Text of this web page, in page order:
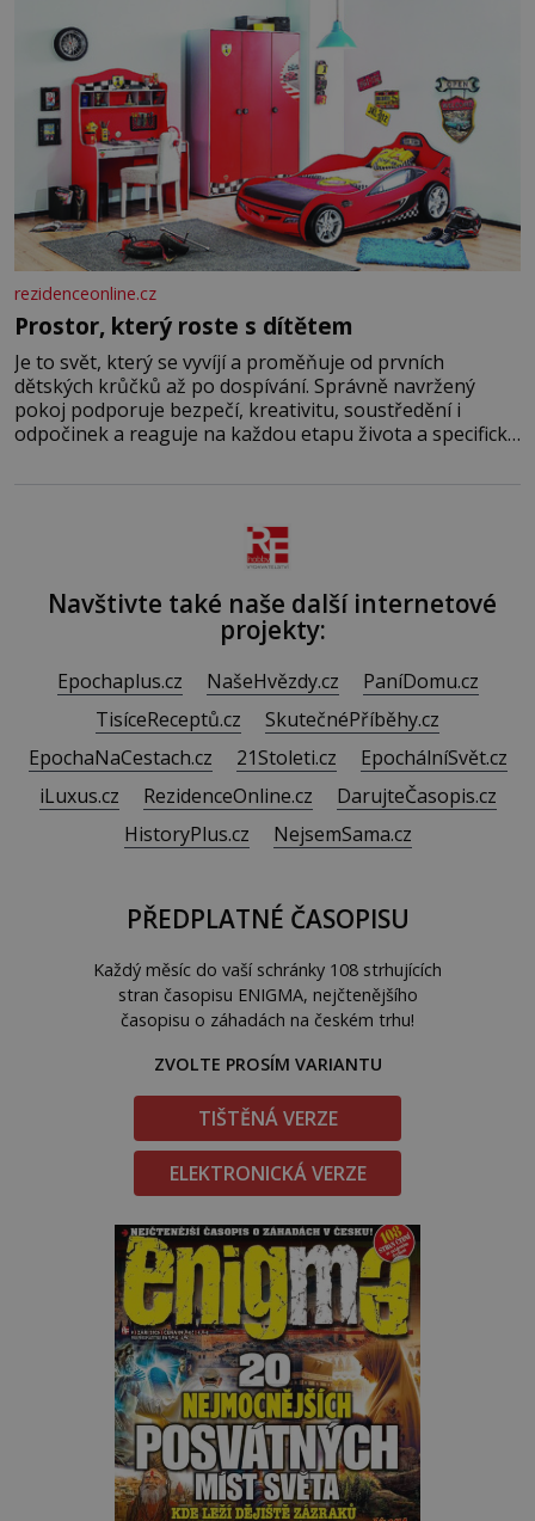
rezidenceonline.cz
Prostor, který roste s dítětem
Je to svět, který se vyvíjí a proměňuje od prvních
dětských krůčků až po dospívání. Správně navržený
pokoj podporuje bezpečí, kreativitu, soustředění i
odpočinek a reaguje na každou etapu života a specifické
Navštivte také naše další internetové
projekty:
Epochaplus.cz NašeHvězdy.cz
PaníDomu.cz
TisíceReceptů.cz
SkutečnéPříběhy.cz
EpochaNaCestach.cz
21Stoleti.cz
EpochálníSvět.cz
iLuxus.cz
RezidenceOnline.cz
DarujteČasopis.cz
HistoryPlus.cz
NejsemSama.cz
PŘEDPLATNÉ ČASOPISU
Každý měsíc do vaší schránky 108 strhujících
stran časopisu ENIGMA, nejčtenějšího
časopisu o záhadách na českém trhu!
ZVOLTE PROSÍM VARIANTU
TIŠTĚNÁ VERZE
ELEKTRONICKÁ VERZE